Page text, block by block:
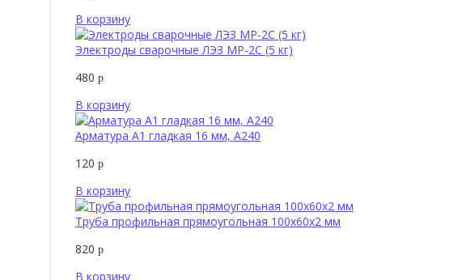
В корзину
Электроды сварочные ЛЭЗ МР-2С (5 кг)
480 р
В корзину
Арматура А1 гладкая 16 мм, А240
120 р
В корзину
Труба профильная прямоугольная 100х60х2 мм
820 р
В корзину